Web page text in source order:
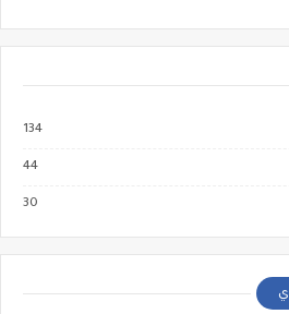
134
44
30